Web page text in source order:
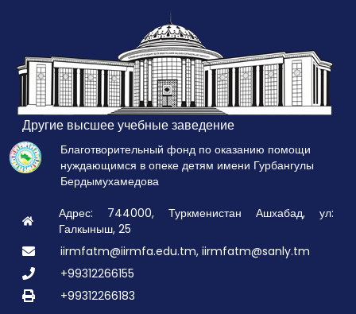
Другие высшее учебные заведение
Благотворительный фонд по оказанию помощи
нуждающимся в опеке детям имени Гурбангулы
Бердымухамедова
Адрес: 744000, Туркменистан Ашхабад, ул:
Галкыныш, 25
iirmfatm@iirmfa.edu.tm, iirmfatm@sanly.tm
+99312266155
+99312266183